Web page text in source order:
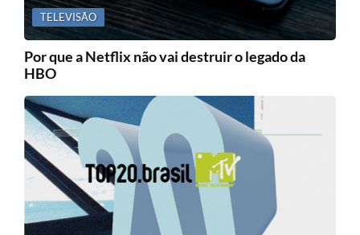
TELEVISÃO
Por que a Netflix não vai destruir o legado da
HBO